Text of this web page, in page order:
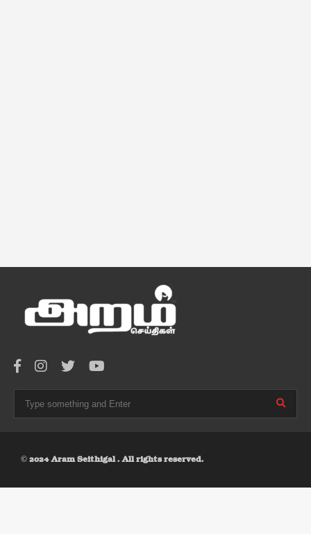
© 2024 Aram Seithigal . All rights reserved.